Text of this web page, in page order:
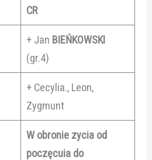
CR
+ Jan BIEŃKOWSKI
(gr.4)
+ Cecylia., Leon,
Zygmunt
W obronie zycia od
poczęcuia do